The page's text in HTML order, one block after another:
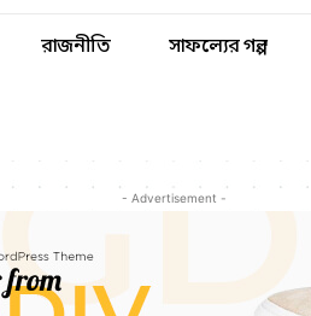
রাজনীতি সাফল্যের গল্প
- Advertisement -